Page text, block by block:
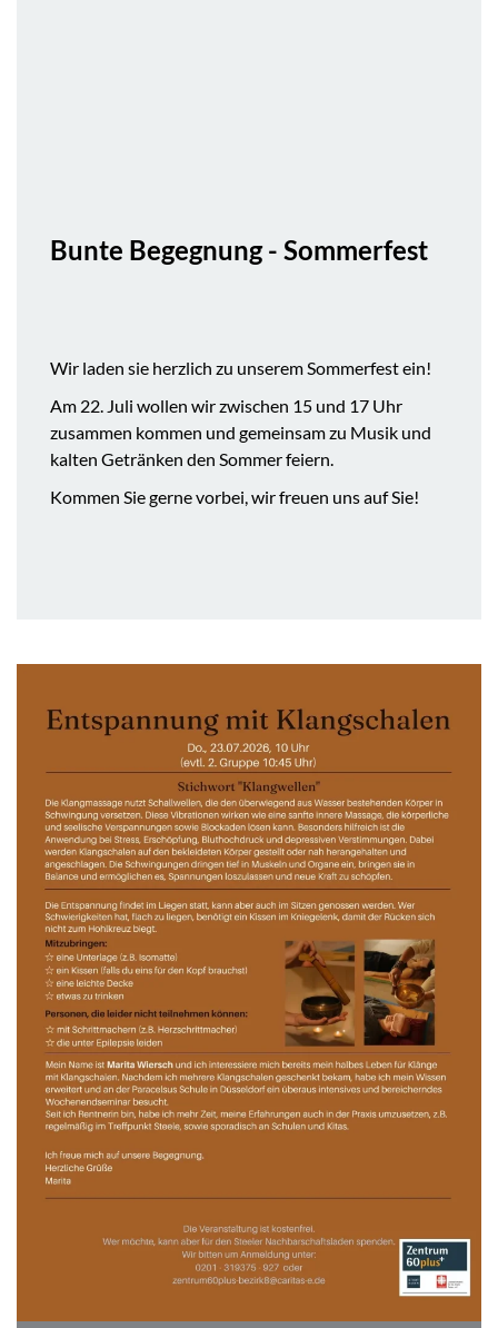
Bunte Begegnung - Sommerfest
Wir laden sie herzlich zu unserem Sommerfest ein!
Am 22. Juli wollen wir zwischen 15 und 17 Uhr
zusammen kommen und gemeinsam zu Musik und
kalten Getränken den Sommer feiern.
Kommen Sie gerne vorbei, wir freuen uns auf Sie!